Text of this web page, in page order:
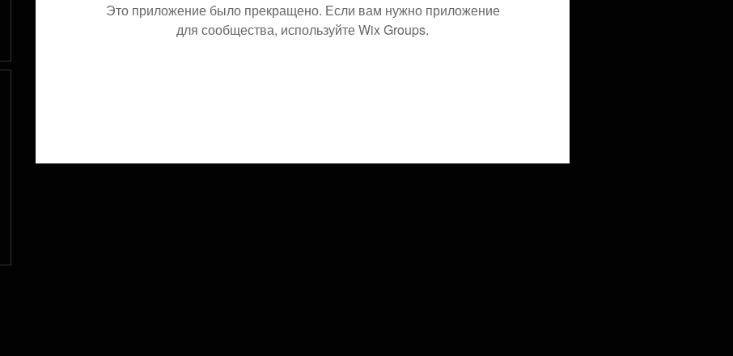
Это приложение было прекращено. Если вам нужно приложение
для сообщества, используйте Wix Groups.